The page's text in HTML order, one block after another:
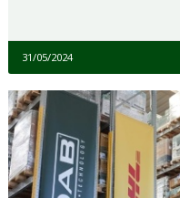
31/05/2024